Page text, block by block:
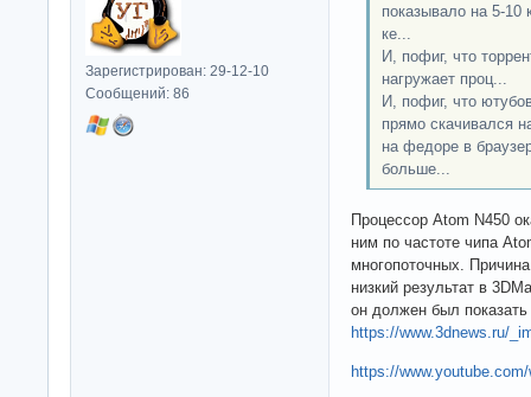
Зарегистрирован: 29-12-10
Сообщений: 86
показывало на 5-10
ке...
И, пофиг, что
нагружает проц...
И, пофиг, что
прямо скачивался
на федоре в
больше...
Процессор Atom N450
ним по частоте чипа
многопоточных.
низкий результат в
он должен был
https://www.3dnews.ru/
https://